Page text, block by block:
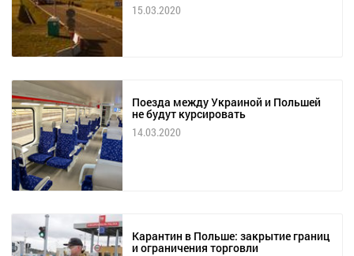
15.03.2020
Поезда между Украиной и Польшей
не будут курсировать
14.03.2020
Карантин в Польше: закрытие границ
и ограничения торговли